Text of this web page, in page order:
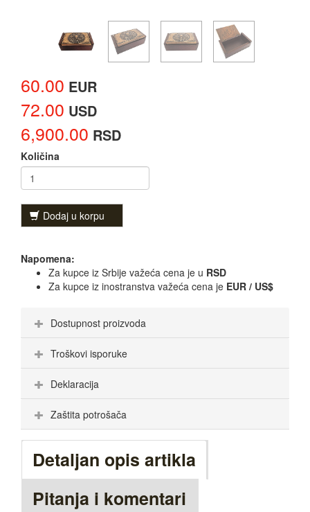
60.00 EUR
72.00 USD
6,900.00 RSD
Količina
Dodaj u korpu
Napomena:
Za kupce iz Srbije važeća cena je u RSD
Za kupce iz inostranstva važeća cena je EUR / US$
Dostupnost proizvoda
Troškovi isporuke
Deklaracija
Zaštita potrošača
Detaljan opis artikla
Pitanja i komentari